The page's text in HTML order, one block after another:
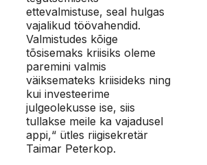
ettevalmistuse, seal hulgas
vajalikud töövahendid.
Valmistudes kõige
tõsisemaks kriisiks oleme
paremini valmis
väiksemateks kriisideks ning
kui investeerime
julgeolekusse ise, siis
tullakse meile ka vajadusel
appi,“ ütles riigisekretär
Taimar Peterkop.